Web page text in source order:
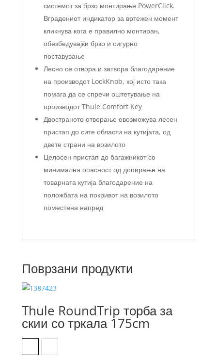
системот за брзо монтирање PowerClick.
Вградениот индикатор за вртежен момент
кликнува кога е правилно монтиран,
обезбедувајќи брзо и сигурно
поставување
Лесно се отвора и затвора благодарение
на производот LockKnob, кој исто така
помага да се спречи оштетување на
производот Thule Comfort Key
Двостраното отворање овозможува лесен
пристап до сите области на кутијата, од
двете страни на возилото
Целосен пристап до багажникот со
минимална опасност од допирање на
товарната кутија благодарение на
положбата на покривот на возилото
поместена напред
Поврзани продукти
Thule RoundTrip торба за
скии со тркала 175cm